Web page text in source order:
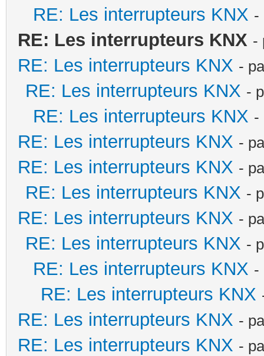
RE: Les interrupteurs KNX -
RE: Les interrupteurs KNX -
RE: Les interrupteurs KNX -
RE: Les interrupteurs KNX -
RE: Les interrupteurs KNX -
RE: Les interrupteurs KNX -
RE: Les interrupteurs KNX -
RE: Les interrupteurs KNX -
RE: Les interrupteurs KNX -
RE: Les interrupteurs KNX -
RE: Les interrupteurs KNX -
RE: Les interrupteurs KNX
RE: Les interrupteurs KNX -
RE: Les interrupteurs KNX -